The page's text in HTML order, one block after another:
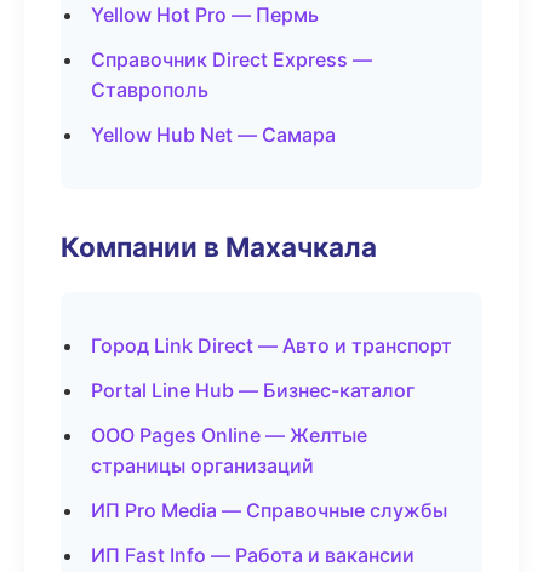
Yellow Hot Pro — Пермь
Справочник Direct Express —
Ставрополь
Yellow Hub Net — Самара
Компании в Махачкала
Город Link Direct — Авто и транспорт
Portal Line Hub — Бизнес-каталог
ООО Pages Online — Желтые
страницы организаций
ИП Pro Media — Справочные службы
ИП Fast Info — Работа и вакансии